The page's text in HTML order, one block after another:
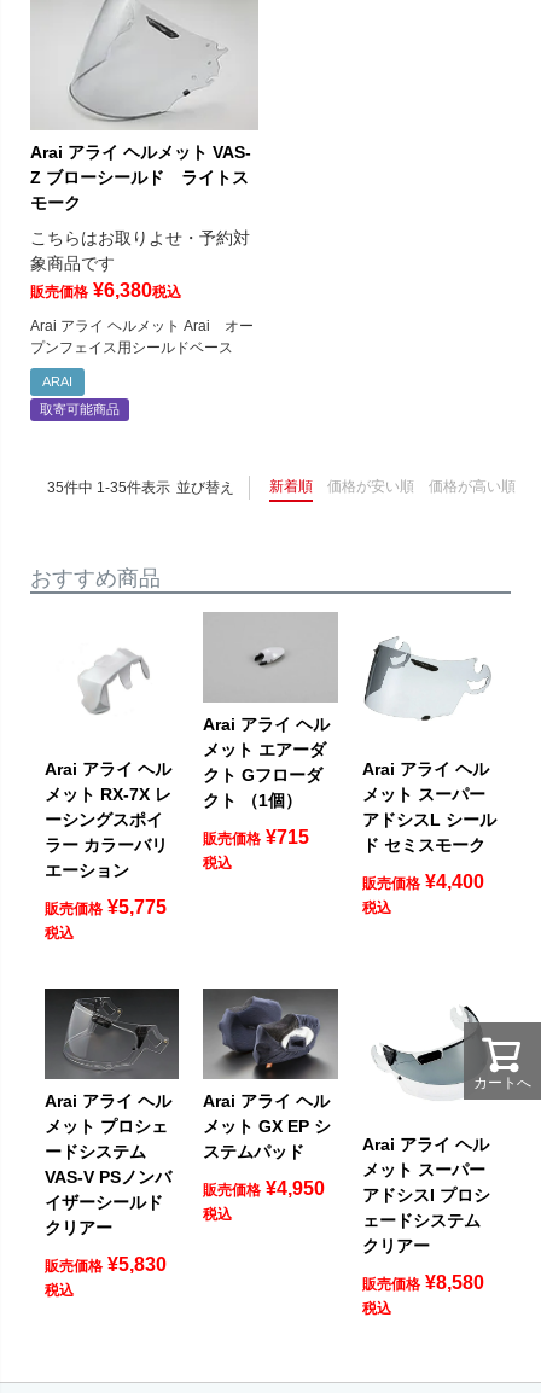
Arai アライ ヘルメット VAS-
Z ブローシールド ライトス
モーク
こちらはお取りよせ・予約対
象商品です
販売価格 ¥6,380税込
Arai アライ ヘルメット Arai オー
プンフェイス用シールドベース
ARAI
取寄可能商品
並び替え 新着順 価格が安い順 価格が高い順
35件中 1-35件表示
おすすめ商品
Arai アライ ヘル
メット RX-7X レ
ーシングスポイ
ラー カラーバリ
エーション
販売価格 ¥5,775
税込
Arai アライ ヘル
メット エアーダ
クト Gフローダ
クト （1個）
販売価格 ¥715
税込
Arai アライ ヘル
メット スーパー
アドシスL シール
ド セミスモーク
販売価格 ¥4,400
税込
Arai アライ ヘル
メット プロシェ
ードシステム
VAS-V PSノンバ
イザーシールド
クリアー
販売価格 ¥5,830
税込
Arai アライ ヘル
メット GX EP シ
ステムパッド
販売価格 ¥4,950
税込
Arai アライ ヘル
メット スーパー
アドシスI プロシ
ェードシステム
クリアー
販売価格 ¥8,580
税込
カートへ